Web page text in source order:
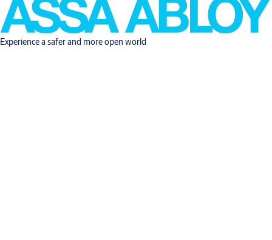
Experience a safer and more open world